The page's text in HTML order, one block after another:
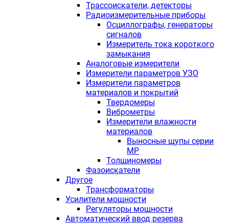
Трассоискатели, детекторы
Радиоизмерительные приборы
Осциллографы, генераторы
сигналов
Измеритель тока короткого
замыкания
Аналоговые измерители
Измерители параметров УЗО
Измерители параметров
материалов и покрытий
Твердомеры
Виброметры
Измерители влажности
материалов
Выносные щупы серии
МР
Толщиномеры
Фазоискатели
Другое
Трансформаторы
Усилители мощности
Регуляторы мощности
Автоматический ввод резерва